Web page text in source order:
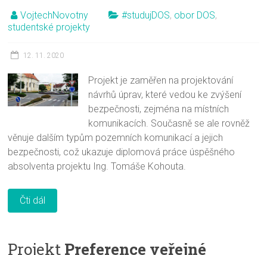
VojtechNovotny #studujDOS, obor DOS,
studentské projekty
12. 11. 2020
Projekt je zaměřen na projektování
návrhů úprav, které vedou ke zvýšení
bezpečnosti, zejména na místních
komunikacích. Současně se ale rovněž
věnuje dalším typům pozemních komunikací a jejich
bezpečnosti, což ukazuje diplomová práce úspěšného
absolventa projektu Ing. Tomáše Kohouta.
Čti dál
Projekt Preference veřejné